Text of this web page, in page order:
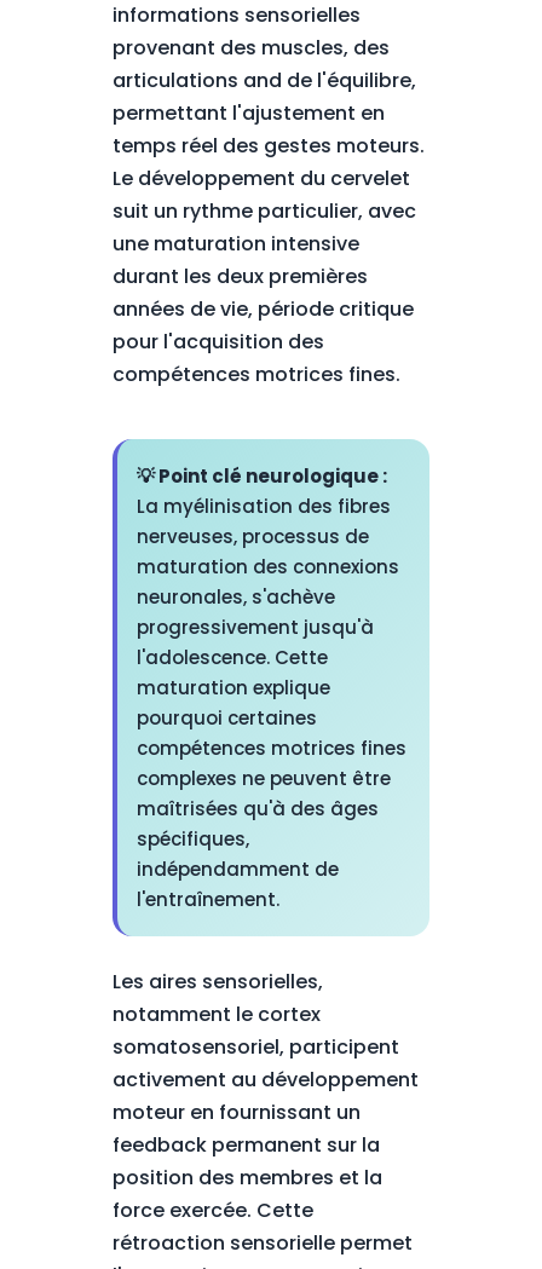
informations sensorielles
provenant des muscles, des
articulations and de l'équilibre,
permettant l'ajustement en
temps réel des gestes moteurs.
Le développement du cervelet
suit un rythme particulier, avec
une maturation intensive
durant les deux premières
années de vie, période critique
pour l'acquisition des
compétences motrices fines.
💡 Point clé neurologique :
La myélinisation des fibres
nerveuses, processus de
maturation des connexions
neuronales, s'achève
progressivement jusqu'à
l'adolescence. Cette
maturation explique
pourquoi certaines
compétences motrices fines
complexes ne peuvent être
maîtrisées qu'à des âges
spécifiques,
indépendamment de
l'entraînement.
Les aires sensorielles,
notamment le cortex
somatosensoriel, participent
activement au développement
moteur en fournissant un
feedback permanent sur la
position des membres et la
force exercée. Cette
rétroaction sensorielle permet